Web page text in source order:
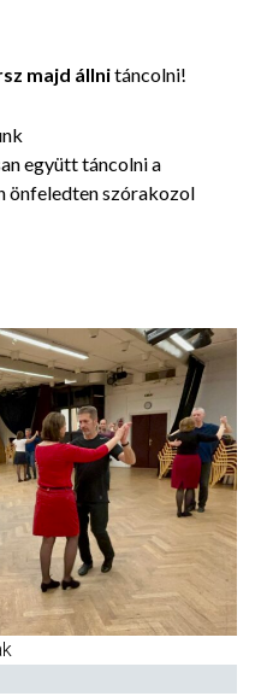
majd állnitáncolni!
együtt táncolni a
önfeledten szórakozol